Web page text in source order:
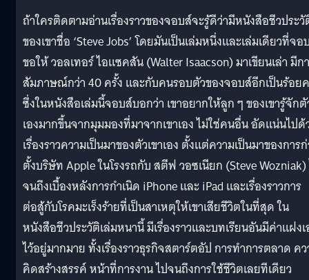
ถ้าใครติดตามอ่านเรื่องราวของจอบส์จะรู้ดีว่ามีหนังสือชีวประ
ของเขาชื่อ ‘Steve Jobs’ โดยมันเป็นเล่มหนึ่งและเล่มเดียวที่จอ
ขอให้ วอลเทอร์ ไอแซคสัน (Walter Isaacson) มาเขียนเล่า มีก
สัมภาษณ์กว่า 40 ครั้ง และกับคนรอบตัวของจอบส์อีกเป็นร้อย
ซึ่งในหนังสือเล่มนี้จอบส์บอกว่า เขาอยากให้ลูก ๆ ของเขารู้จัก
เองมากขึ้นจากมุมมองที่มาจากเขาเอง ไม่ใช่คนอื่น อัดแน่นไป
เรื่องราวความเป็นมาของตัวเขาเอง ตั้งแต่ความเป็นมาของการ
ตั้งบริษัท Apple ในโรงรถกับ สตีฟ วอซเนียก (Steve Wozniak)
จนถึงเบื้องหลังการกำเนิด iPhone และ iPad และเรื่องราวการ
ต่อสู้กับโรคมะเร็งร้ายที่เป็นสาเหตุให้เขาเสียชีวิตในที่สุด ใน
หนังสือชีวประวัติเล่มหนานี้ มีเรื่องราวและบทเรียนอันมีค่าแฝง
ไว้อยู่มากมาย ทั้งเรื่องราวธุรกิจสตาร์ตอัป การทำการตลาด ค
คิดสร้างสรรค์ หน้าที่การงาน ไปจนถึงการใช้ชีวิตเลยทีเดียว